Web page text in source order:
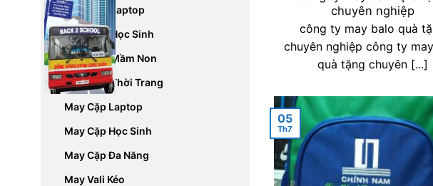
May Balo Laptop
May Balo Học Sinh
May Balo Mầm Non
May Balo Thời Trang
May Cặp Laptop
May Cặp Học Sinh
May Cặp Đa Năng
May Vali Kéo
chuyên nghiệp
công ty may balo quà
chuyên nghiệp công ty
quà tặng chuyên [...]
05
Th7